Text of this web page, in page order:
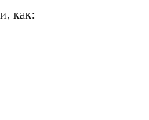
как: